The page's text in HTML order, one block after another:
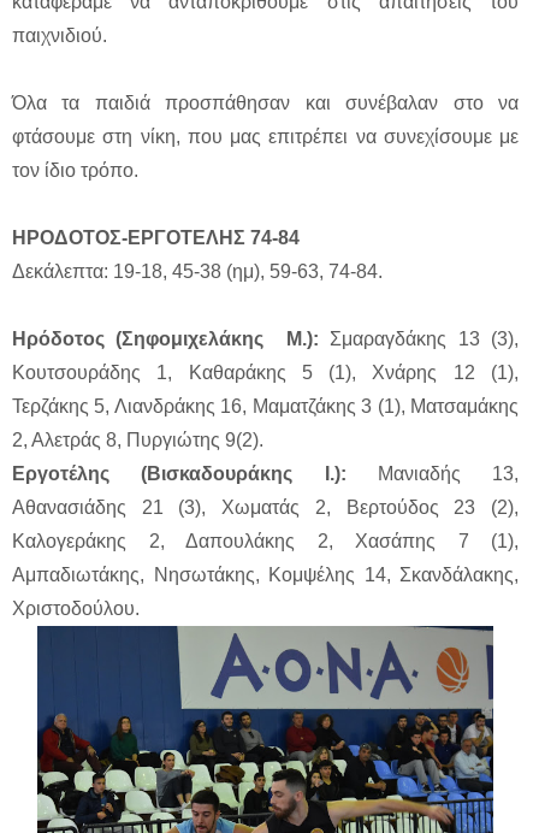
παιχνιδιού.
Όλα τα παιδιά προσπάθησαν και συνέβαλαν στο να
φτάσουμε στη νίκη, που μας επιτρέπει να συνεχίσουμε με
τον ίδιο τρόπο.
ΗΡΟΔΟΤΟΣ-ΕΡΓΟΤΕΛΗΣ 74-84
Δεκάλεπτα: 19-18, 45-38 (ημ), 59-63, 74-84.
Ηρόδοτος (Σηφομιχελάκης Μ.): Σμαραγδάκης 13 (3),
Κουτσουράδης 1, Καθαράκης 5 (1), Χνάρης 12 (1),
Τερζάκης 5, Λιανδράκης 16, Μαματζάκης 3 (1), Ματσαμάκης
2, Αλετράς 8, Πυργιώτης 9(2).
Εργοτέλης (Βισκαδουράκης Ι.): Μανιαδής 13,
Αθανασιάδης 21 (3), Χωματάς 2, Βερτούδος 23 (2),
Καλογεράκης 2, Δαπουλάκης 2, Χασάπης 7 (1),
Αμπαδιωτάκης, Νησωτάκης, Κομψέλης 14, Σκανδάλακης,
Χριστοδούλου.